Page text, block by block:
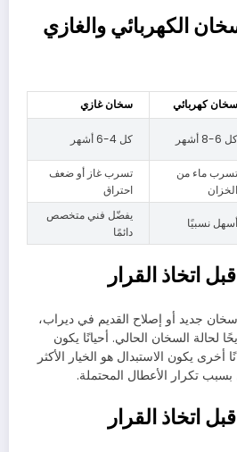
الكهربائي والغازي
سخان كهربائي
سخان غازي
كل 6-8 أشهر كل 4-6 أشهر
تسرب ماء من
الخزان
تسرب غاز أو ضعف
احتراق
أسهل نسبيًا
يفضّل فني متخصص
دائمًا
اتخاذ القرار
جديد أو إصلاح القديم في ديراب،
لحالة السخان الحالي. أحيانًا يكون
أخرى يكون الاستبدال هو الخيار الأكثر
تكرار الأعطال المحتملة.
اتخاذ القرار